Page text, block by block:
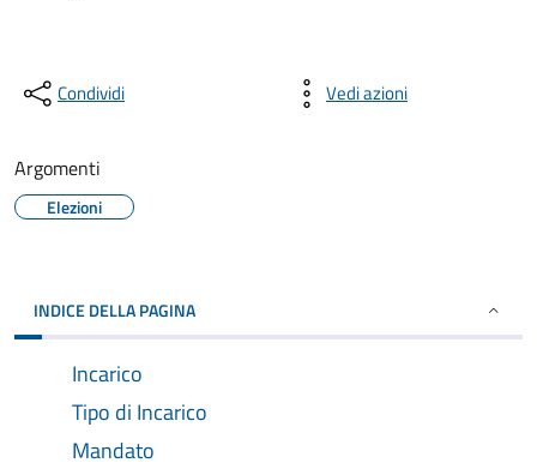
Condividi Vedi azioni
Argomenti
Elezioni
INDICE DELLA PAGINA
Incarico
Tipo di Incarico
Mandato